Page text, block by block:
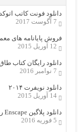
دانلود فونت کاتب
7 آگوست 2017
فروش پایانامه های
12 آوریل 2015
دانلود رایگان کتاب
7 نوامبر 2016
دانلود نویفرت ۲۰۱۴
14 آوریل 2015
دانلود پلاگین Enscape رویت
5 فوریه 2016